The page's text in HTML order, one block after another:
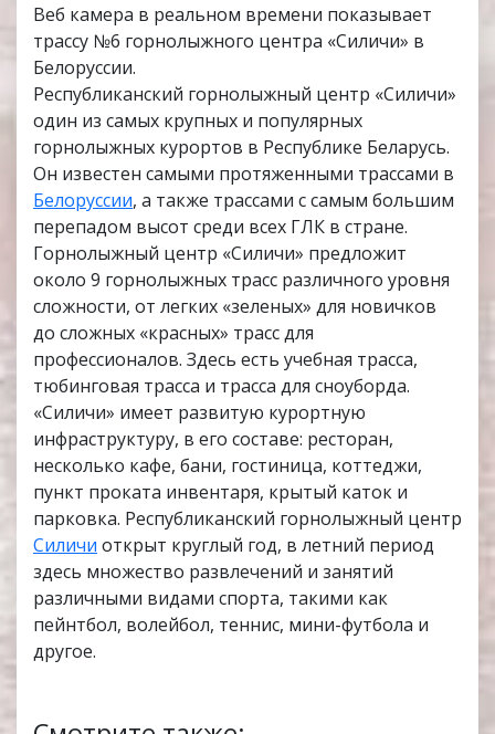
Веб камера в реальном времени показывает
трассу №6 горнолыжного центра «Силичи» в
Белоруссии.
Республиканский горнолыжный центр «Силичи»
один из самых крупных и популярных
горнолыжных курортов в Республике Беларусь.
Он известен самыми протяженными трассами в
Белоруссии, а также трассами с самым большим
перепадом высот среди всех ГЛК в стране.
Горнолыжный центр «Силичи» предложит
около 9 горнолыжных трасс различного уровня
сложности, от легких «зеленых» для новичков
до сложных «красных» трасс для
профессионалов. Здесь есть учебная трасса,
тюбинговая трасса и трасса для сноуборда.
«Силичи» имеет развитую курортную
инфраструктуру, в его составе: ресторан,
несколько кафе, бани, гостиница, коттеджи,
пункт проката инвентаря, крытый каток и
парковка. Республиканский горнолыжный центр
Силичи открыт круглый год, в летний период
здесь множество развлечений и занятий
различными видами спорта, такими как
пейнтбол, волейбол, теннис, мини-футбола и
другое.